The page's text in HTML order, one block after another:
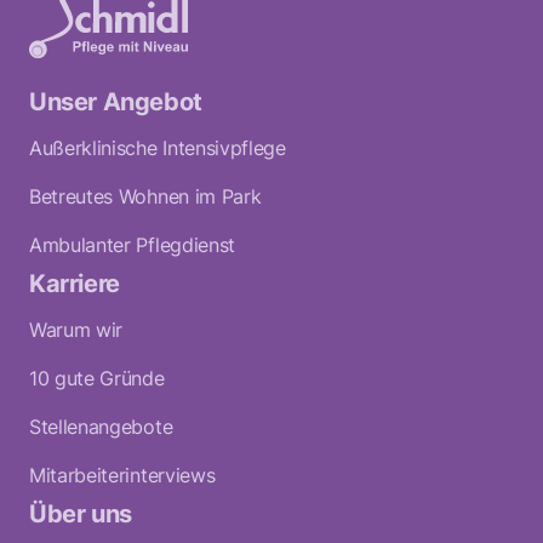
Unser Angebot
Außerklinische Intensivpflege
Betreutes Wohnen im Park
Ambulanter Pflegdienst
Karriere
Warum wir
10 gute Gründe
Stellenangebote
Mitarbeiterinterviews
Über uns